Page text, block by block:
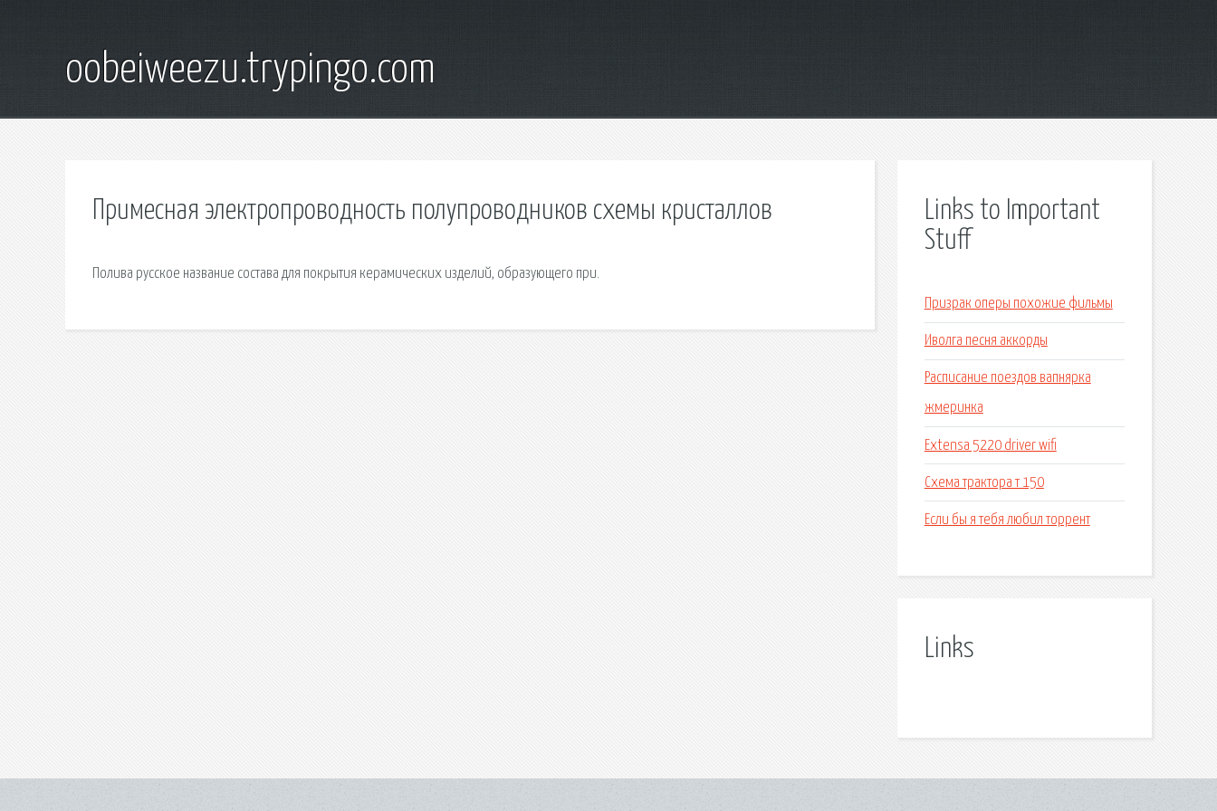
oobeiweezu.trypingo.com
Примесная электропроводность полупроводников схемы кристаллов
Полива русское название состава для покрытия керамических изделий, образующего при.
Links to Important
Stuff
Призрак оперы похожие фильмы
Иволга песня аккорды
Расписание поездов вапнярка
жмеринка
Extensa 5220 driver wifi
Схема трактора т 150
Если бы я тебя любил торрент
Links